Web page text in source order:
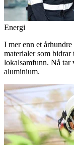
Energi
I mer enn et
materialer som
lokalsamfunn. Nå tar
aluminium.